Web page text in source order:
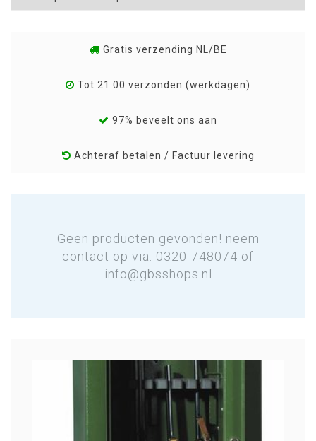
Gratis verzending NL/BE
Tot 21:00 verzonden (werkdagen)
97% beveelt ons aan
Achteraf betalen / Factuur levering
Geen producten gevonden! neem
contact op via: 0320-748074 of
info@gbsshops.nl